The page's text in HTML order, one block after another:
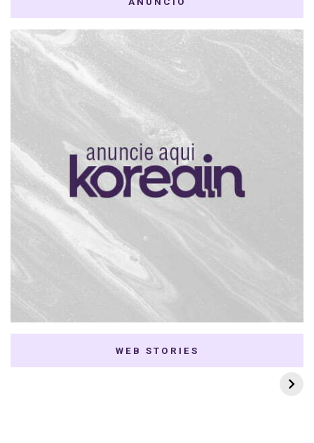
WEB STORIES
7 K-dramas Enemies
to Lovers
Thai Dramas com
First e Khaotung